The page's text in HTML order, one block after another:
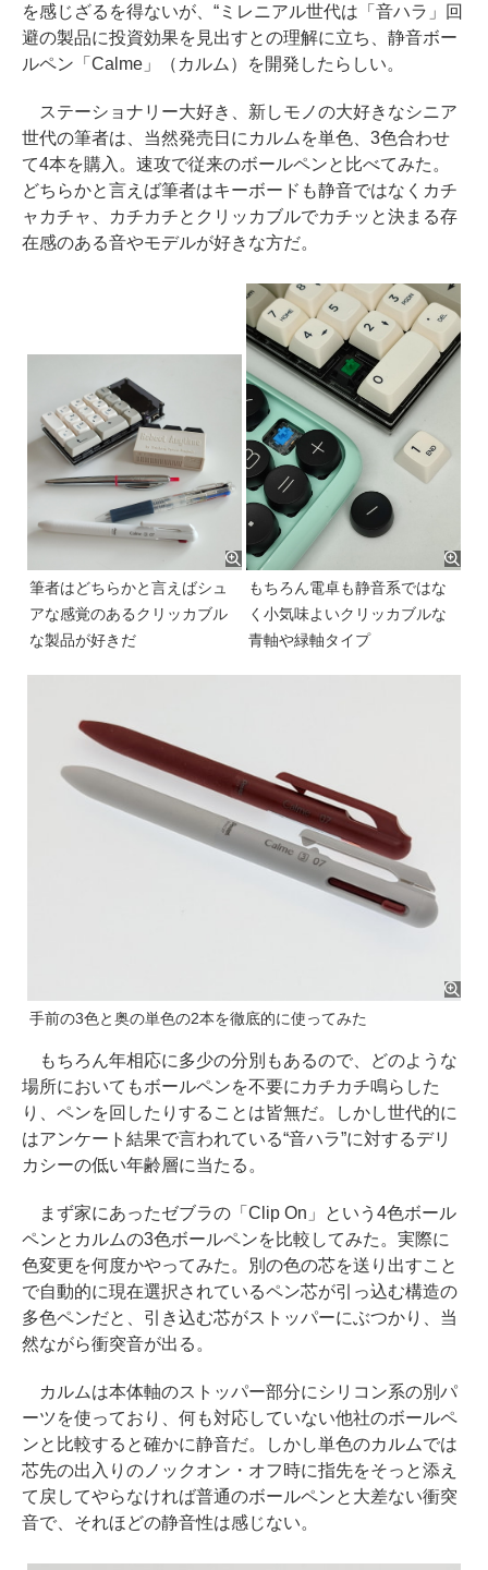
を感じざるを得ないが、“ミレニアル世代は「音ハラ」回
避の製品に投資効果を見出すとの理解に立ち、静音ボー
ルペン「Calme」（カルム）を開発したらしい。
ステーショナリー大好き、新しモノの大好きなシニア
世代の筆者は、当然発売日にカルムを単色、3色合わせ
て4本を購入。速攻で従来のボールペンと比べてみた。
どちらかと言えば筆者はキーボードも静音ではなくカチ
ャカチャ、カチカチとクリッカブルでカチッと決まる存
在感のある音やモデルが好きな方だ。
筆者はどちらかと言えばシュ
アな感覚のあるクリッカブル
な製品が好きだ
もちろん電卓も静音系ではな
く小気味よいクリッカブルな
青軸や緑軸タイプ
手前の3色と奥の単色の2本を徹底的に使ってみた
もちろん年相応に多少の分別もあるので、どのような
場所においてもボールペンを不要にカチカチ鳴らした
り、ペンを回したりすることは皆無だ。しかし世代的に
はアンケート結果で言われている“音ハラ”に対するデリ
カシーの低い年齢層に当たる。
まず家にあったゼブラの「Clip On」という4色ボール
ペンとカルムの3色ボールペンを比較してみた。実際に
色変更を何度かやってみた。別の色の芯を送り出すこと
で自動的に現在選択されているペン芯が引っ込む構造の
多色ペンだと、引き込む芯がストッパーにぶつかり、当
然ながら衝突音が出る。
カルムは本体軸のストッパー部分にシリコン系の別パ
ーツを使っており、何も対応していない他社のボールペ
ンと比較すると確かに静音だ。しかし単色のカルムでは
芯先の出入りのノックオン・オフ時に指先をそっと添え
て戻してやらなければ普通のボールペンと大差ない衝突
音で、それほどの静音性は感じない。